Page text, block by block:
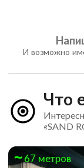
И возможно
Что
«SAND
67 метров